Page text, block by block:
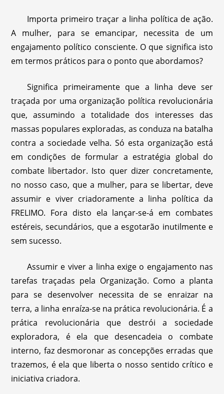
Importa primeiro traçar a linha política de ação.
A mulher, para se emancipar, necessita de um
engajamento político consciente. O que significa isto
em termos práticos para o ponto que abordamos?
Significa primeiramente que a linha deve ser
traçada por uma organização política revolucionária
que, assumindo a totalidade dos interesses das
massas populares exploradas, as conduza na batalha
contra a sociedade velha. Só esta organização está
em condições de formular a estratégia global do
combate libertador. Isto quer dizer concretamente,
no nosso caso, que a mulher, para se libertar, deve
assumir e viver criadoramente a linha política da
FRELIMO. Fora disto ela lançar-se-á em combates
estéreis, secundários, que a esgotarão inutilmente e
sem sucesso.
Assumir e viver a linha exige o engajamento nas
tarefas traçadas pela Organização. Como a planta
para se desenvolver necessita de se enraizar na
terra, a linha enraíza-se na prática revolucionária. É a
prática revolucionária que destrói a sociedade
exploradora, é ela que desencadeia o combate
interno, faz desmoronar as concepções erradas que
trazemos, é ela que liberta o nosso sentido crítico e
iniciativa criadora.